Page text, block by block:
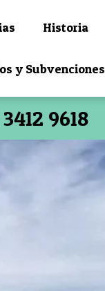
Historia
y Subvenciones
9618